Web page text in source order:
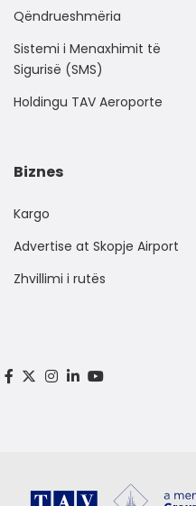
Qëndrueshmëria
Sistemi i Menaxhimit të
Sigurisë (SMS)
Holdingu TAV Aeroporte
Biznes
Kargo
Advertise at Skopje Airport
Zhvillimi i rutës